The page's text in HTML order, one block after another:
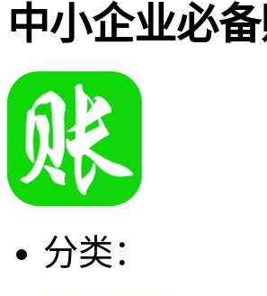
中小企业必
分类：